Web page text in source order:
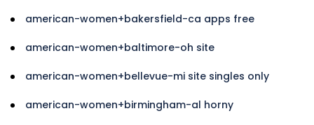
american-women+bakersfield-ca apps free
american-women+baltimore-oh site
american-women+bellevue-mi site singles only
american-women+birmingham-al horny